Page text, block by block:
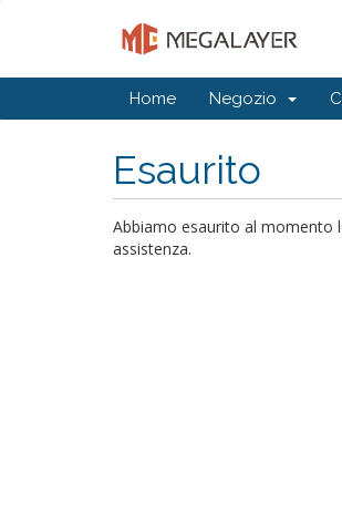
Home Negozio
Esaurito
Abbiamo esaurito al momento
assistenza.